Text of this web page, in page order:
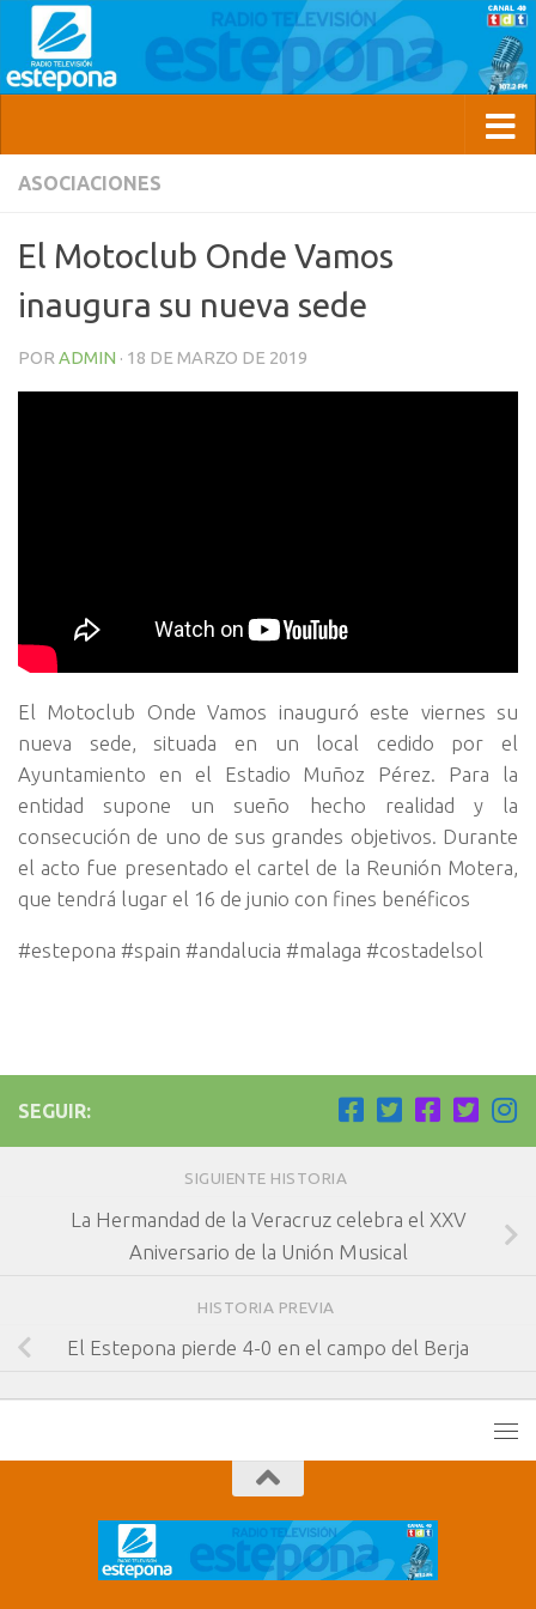
ASOCIACIONES
El Motoclub Onde Vamos
inaugura su nueva sede
POR ADMIN · 18 DE MARZO DE 2019
El Motoclub Onde Vamos inauguró este viernes su
nueva sede, situada en un local cedido por el
Ayuntamiento en el Estadio Muñoz Pérez. Para la
entidad supone un sueño hecho realidad y la
consecución de uno de sus grandes objetivos. Durante
el acto fue presentado el cartel de la Reunión Motera,
que tendrá lugar el 16 de junio con fines benéficos
#estepona #spain #andalucia #malaga #costadelsol
SEGUIR:
SIGUIENTE HISTORIA
La Hermandad de la Veracruz celebra el XXV
Aniversario de la Unión Musical
HISTORIA PREVIA
El Estepona pierde 4-0 en el campo del Berja